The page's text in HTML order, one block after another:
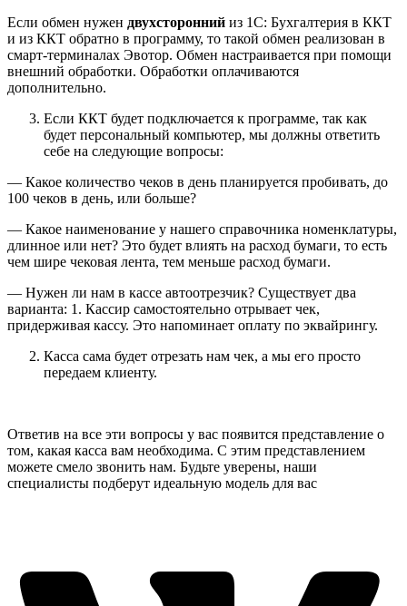
Если обмен нужен двухсторонний из 1С: Бухгалтерия в ККТ
и из ККТ обратно в программу, то такой обмен реализован в
смарт-терминалах Эвотор. Обмен настраивается при помощи
внешний обработки. Обработки оплачиваются
дополнительно.
Если ККТ будет подключается к программе, так как
будет персональный компьютер, мы должны ответить
себе на следующие вопросы:
— Какое количество чеков в день планируется пробивать, до
100 чеков в день, или больше?
— Какое наименование у нашего справочника номенклатуры,
длинное или нет? Это будет влиять на расход бумаги, то есть
чем шире чековая лента, тем меньше расход бумаги.
— Нужен ли нам в кассе автоотрезчик? Существует два
варианта: 1. Кассир самостоятельно отрывает чек,
придерживая кассу. Это напоминает оплату по эквайрингу.
Касса сама будет отрезать нам чек, а мы его просто
передаем клиенту.
Ответив на все эти вопросы у вас появится представление о
том, какая касса вам необходима. С этим представлением
можете смело звонить нам. Будьте уверены, наши
специалисты подберут идеальную модель для вас